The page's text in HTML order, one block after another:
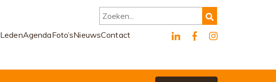
LedenAgendaFoto’sNieuwsContact
Zoeken...